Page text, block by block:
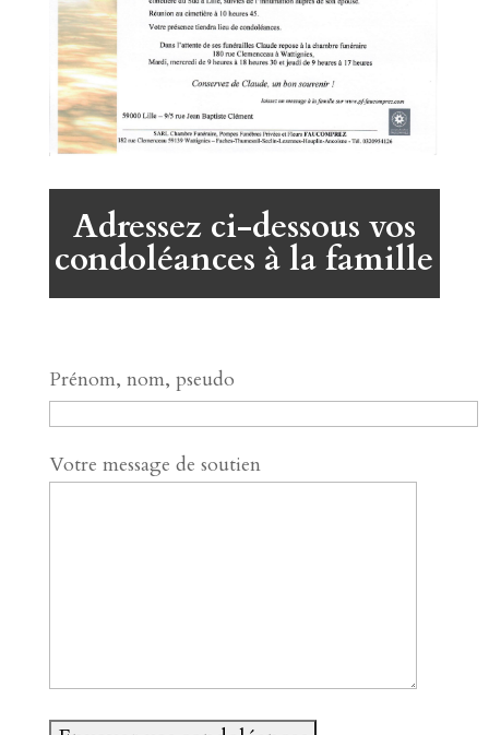
Adressez ci-dessous vos
condoléances à la famille
Prénom, nom, pseudo
Votre message de soutien